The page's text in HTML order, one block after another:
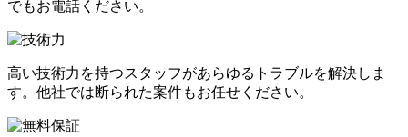
でもお電話ください。
高い技術力を持つスタッフがあらゆるトラブルを解決しま
す。他社では断られた案件もお任せください。